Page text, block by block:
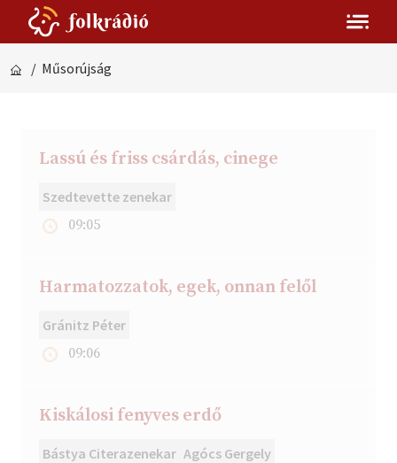
/ Műsorújság
Lassú és friss csárdás, cinege
Szedtevette zenekar
09:05
Harmatozzatok, egek, onnan felől
Gránitz Péter
09:06
Kiskálosi fenyves erdő
Bástya Citerazenekar Agócs Gergely